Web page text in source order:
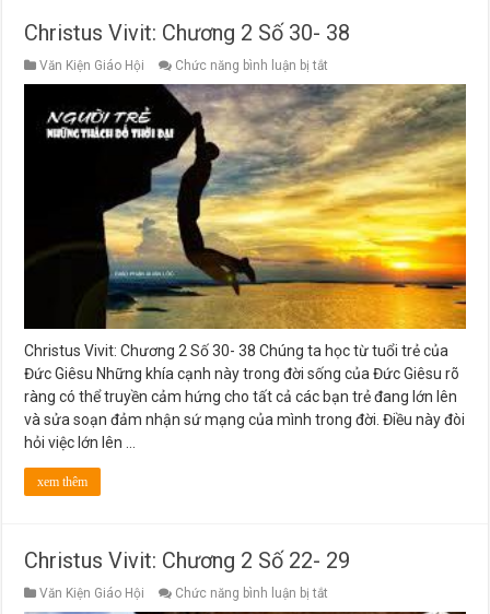
Christus Vivit: Chương 2 Số 30- 38
Văn Kiện Giáo Hội Chức năng bình luận bị tắt
Vivit:
Chương
2
Số
30-
38
Christus Vivit: Chương 2 Số 30- 38 Chúng ta học từ tuổi trẻ của
Đức Giêsu Những khía cạnh này trong đời sống của Đức Giêsu rõ
ràng có thể truyền cảm hứng cho tất cả các bạn trẻ đang lớn lên
và sửa soạn đảm nhận sứ mạng của mình trong đời. Điều này đòi
hỏi việc lớn lên …
xem thêm
Christus Vivit: Chương 2 Số 22- 29
Văn Kiện Giáo Hội Chức năng bình luận bị tắt